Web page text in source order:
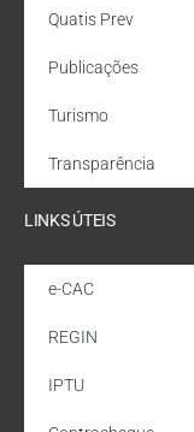
Quatis Prev
Publicações
Turismo
Transparência
LINKS ÚTEIS
e-CAC
REGIN
IPTU